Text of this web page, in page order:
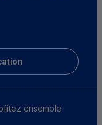
ensemble